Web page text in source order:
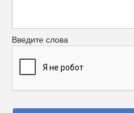
Введите слова